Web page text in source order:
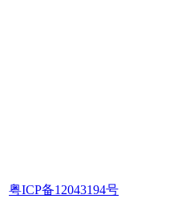
粤ICP备12043194号